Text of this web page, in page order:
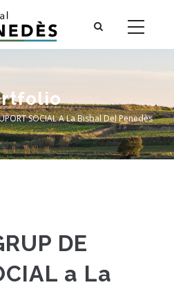
SOCIAL A La Bisbal Del Penedès
DE
a La